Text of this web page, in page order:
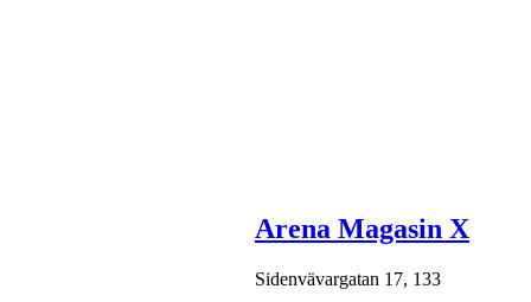
Arena Magasin X
Sidenvävargatan 17, 133